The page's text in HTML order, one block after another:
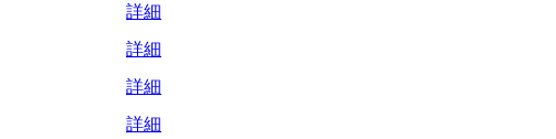
詳細
詳細
詳細
詳細